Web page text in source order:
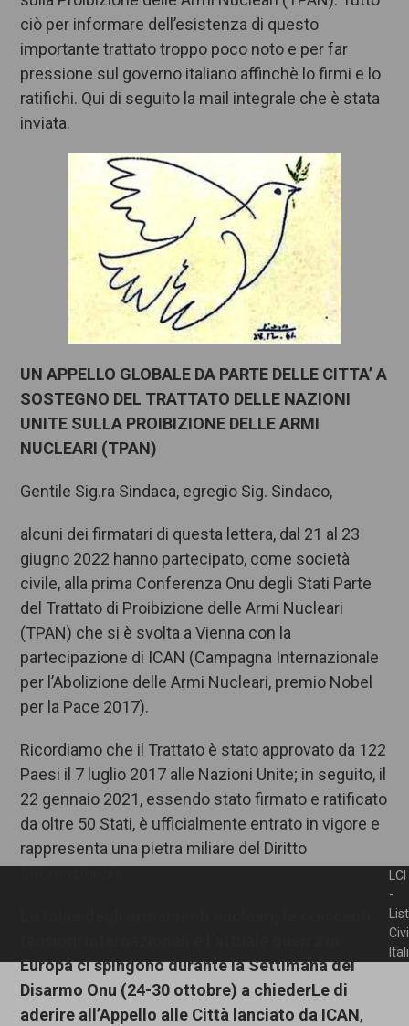
ciò per informare dell’esistenza di questo
importante trattato troppo poco noto e per far
pressione sul governo italiano affinchè lo firmi e lo
ratifichi. Qui di seguito la mail integrale che è stata
inviata.
UN APPELLO GLOBALE DA PARTE DELLE CITTA’ A
SOSTEGNO DEL TRATTATO DELLE NAZIONI
UNITE SULLA PROIBIZIONE DELLE ARMI
NUCLEARI (TPAN)
Gentile Sig.ra Sindaca, egregio Sig. Sindaco,
alcuni dei firmatari di questa lettera, dal 21 al 23
giugno 2022 hanno partecipato, come società
civile, alla prima Conferenza Onu degli Stati Parte
del Trattato di Proibizione delle Armi Nucleari
(TPAN) che si è svolta a Vienna con la
partecipazione di ICAN (Campagna Internazionale
per l’Abolizione delle Armi Nucleari, premio Nobel
per la Pace 2017).
Ricordiamo che il Trattato è stato approvato da 122
Paesi il 7 luglio 2017 alle Nazioni Unite; in seguito, il
22 gennaio 2021, essendo stato firmato e ratificato
da oltre 50 Stati, è ufficialmente entrato in vigore e
rappresenta una pietra miliare del Diritto
Europa ci spingono durante laSettimana del
Disarmo Onu (24-30 ottobre) a chiederLe di
aderire all’Appello alle Città lanciato da ICAN,
LCI
-